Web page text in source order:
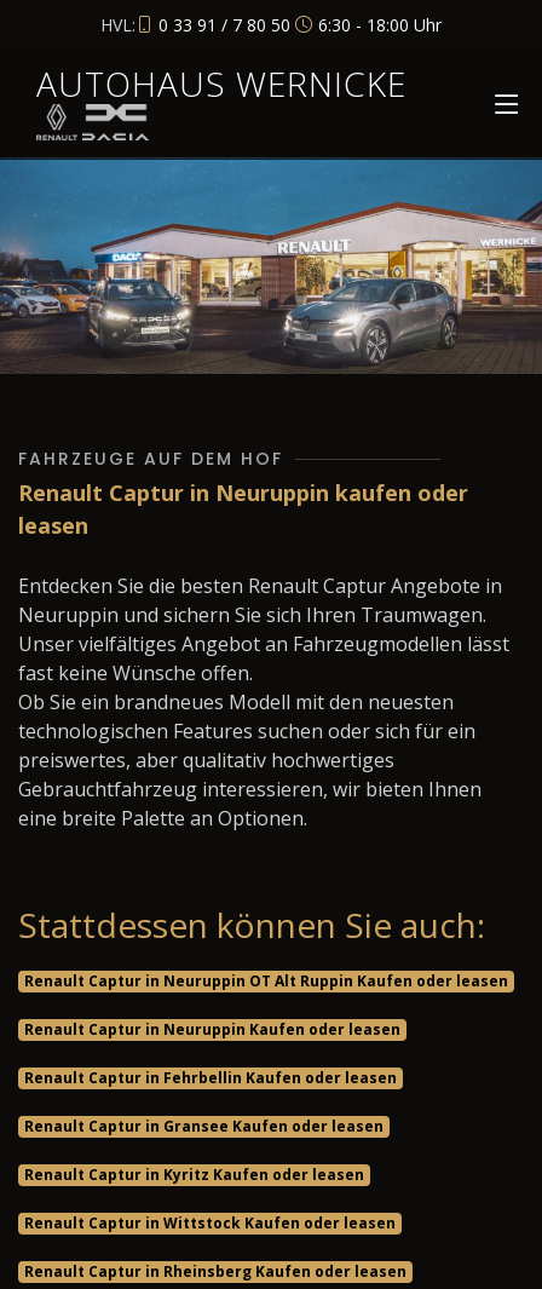
HVL: 0 33 91 / 7 80 50 6:30 - 18:00 Uhr
AUTOHAUS WERNICKE
FAHRZEUGE AUF DEM HOF
Renault Captur in Neuruppin kaufen oder
leasen
Entdecken Sie die besten Renault Captur Angebote in
Neuruppin und sichern Sie sich Ihren Traumwagen.
Unser vielfältiges Angebot an Fahrzeugmodellen lässt
fast keine Wünsche offen.
Ob Sie ein brandneues Modell mit den neuesten
technologischen Features suchen oder sich für ein
preiswertes, aber qualitativ hochwertiges
Gebrauchtfahrzeug interessieren, wir bieten Ihnen
eine breite Palette an Optionen.
Stattdessen können Sie auch:
Renault Captur in Neuruppin OT Alt Ruppin Kaufen oder leasen
Renault Captur in Neuruppin Kaufen oder leasen
Renault Captur in Fehrbellin Kaufen oder leasen
Renault Captur in Gransee Kaufen oder leasen
Renault Captur in Kyritz Kaufen oder leasen
Renault Captur in Wittstock Kaufen oder leasen
Renault Captur in Rheinsberg Kaufen oder leasen